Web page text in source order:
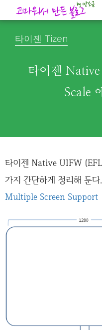
타이젠 Tizen
타이젠
Scale
타이젠 Native UIFW
가지 간단하게 정리해 둔
Multiple Screen Support